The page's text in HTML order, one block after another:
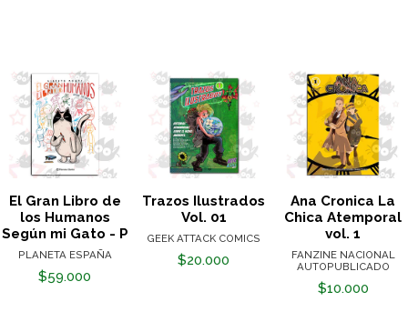
El Gran Libro de
los Humanos
Según mi Gato - P
PLANETA ESPAÑA
$59.000
Trazos Ilustrados
Vol. 01
GEEK ATTACK COMICS
$20.000
Ana Cronica La
Chica Atemporal
vol. 1
FANZINE NACIONAL
AUTOPUBLICADO
$10.000